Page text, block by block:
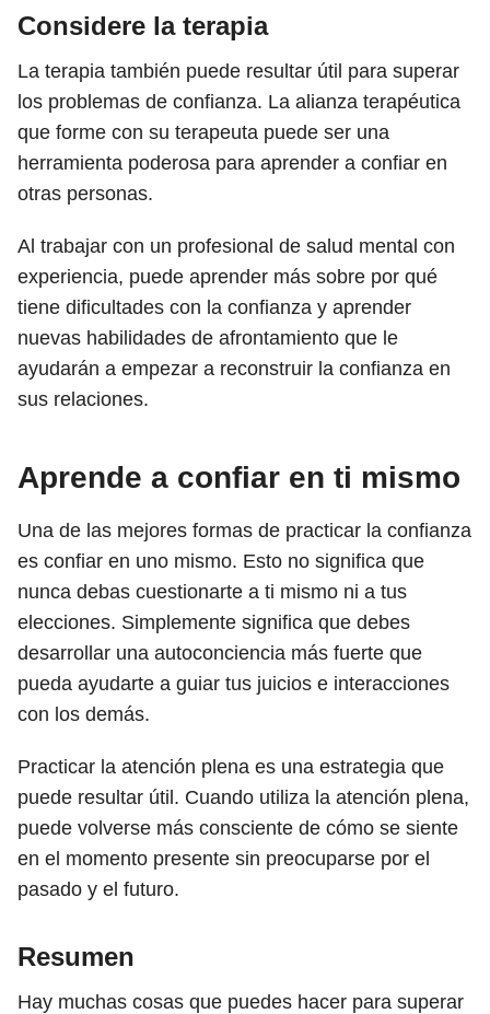
Considere la terapia
La terapia también puede resultar útil para superar
los problemas de confianza. La alianza terapéutica
que forme con su terapeuta puede ser una
herramienta poderosa para aprender a confiar en
otras personas.
Al trabajar con un profesional de salud mental con
experiencia, puede aprender más sobre por qué
tiene dificultades con la confianza y aprender
nuevas habilidades de afrontamiento que le
ayudarán a empezar a reconstruir la confianza en
sus relaciones.
Aprende a confiar en ti mismo
Una de las mejores formas de practicar la confianza
es confiar en uno mismo. Esto no significa que
nunca debas cuestionarte a ti mismo ni a tus
elecciones. Simplemente significa que debes
desarrollar una autoconciencia más fuerte que
pueda ayudarte a guiar tus juicios e interacciones
con los demás.
Practicar la atención plena es una estrategia que
puede resultar útil. Cuando utiliza la atención plena,
puede volverse más consciente de cómo se siente
en el momento presente sin preocuparse por el
pasado y el futuro.
Resumen
Hay muchas cosas que puedes hacer para superar